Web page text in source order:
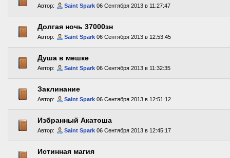
Автор: Saint Spark 06 Сентября 2013 в 11:27:47
Долгая ночь 37000зн
Автор: Saint Spark 06 Сентября 2013 в 12:53:45
Душа в мешке
Автор: Saint Spark 06 Сентября 2013 в 11:32:35
Заклинание
Автор: Saint Spark 06 Сентября 2013 в 12:51:12
Избранный Акатоша
Автор: Saint Spark 06 Сентября 2013 в 12:45:17
Истинная магия